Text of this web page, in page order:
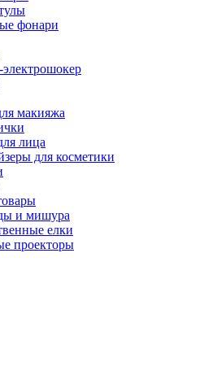
фонари
макияжа
лица
для косметики
и мишура
елки
проекторы